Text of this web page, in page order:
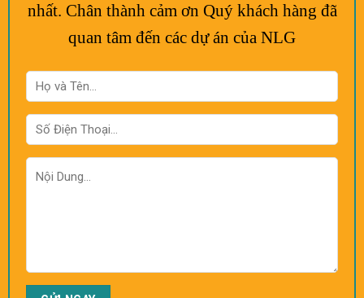
nhất. Chân thành cảm ơn Quý khách hàng đã
quan tâm đến các dự án của NLG